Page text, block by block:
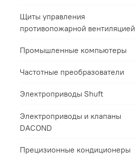
Щиты управления
противопожарной вентиляцией
Промышленные компьютеры
Частотные преобразователи
Электроприводы Shuft
Электроприводы и клапаны
DACOND
Прецизионные кондиционеры